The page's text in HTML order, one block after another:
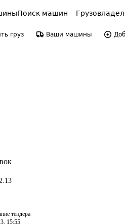
Поиск машин
груз Ваши машины
тендера
15:55